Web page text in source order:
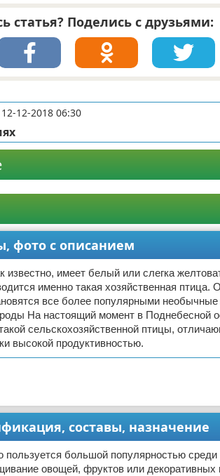
статья? Поделись с друзьями:
12-12-2018 06:30
фото с описанием
известно, имеет белый или слегка
именно такая хозяйственная
все более популярными
На настоящий момент в Поднебесной
сельскохозяйственной птицы,
высокой продуктивностью.
составы, назначение
пользуется большой популярностью среди
овощей, фруктов или